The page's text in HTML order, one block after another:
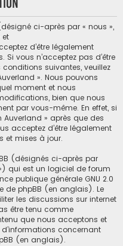
ci-après par « nous »,
et
d’être légalement
vous n’acceptez pas d’être
suivantes, veuillez
». Nous pouvons
moment et nous
bien que nous
par vous-même. En effet, si
» après que des
acceptez d’être légalement
et mises à jour.
(désignés ci-après par
qui est un logiciel de forum
publique générale GNU 2.0
de phpBB (en anglais). Le
les discussions sur internet
être tenu comme
que nous acceptons et
concernant
(en anglais).